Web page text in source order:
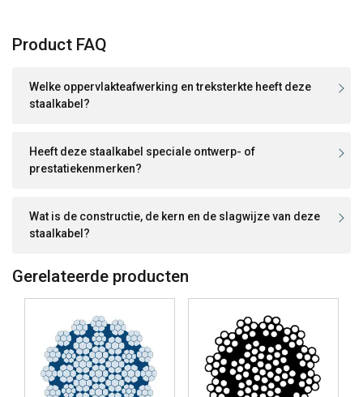
Product FAQ
Welke oppervlakteafwerking en treksterkte heeft deze
staalkabel?
Heeft deze staalkabel speciale ontwerp- of
prestatiekenmerken?
Wat is de constructie, de kern en de slagwijze van deze
staalkabel?
Gerelateerde producten
ALLES AFWIJZEN